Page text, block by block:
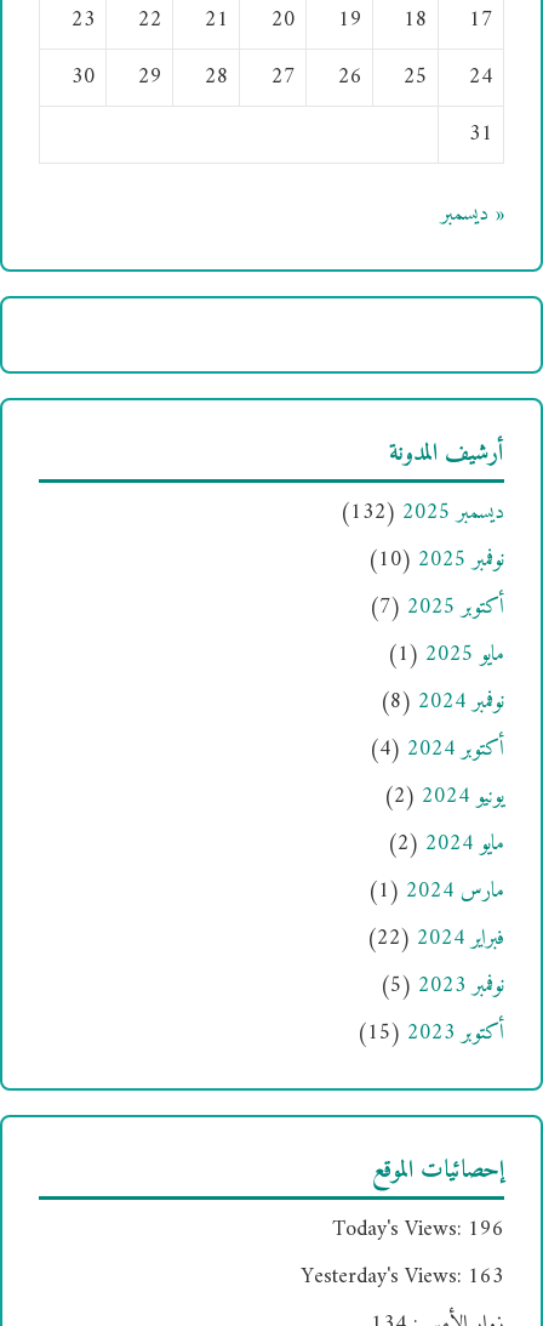
17
18
19
20
21
22
23
24
25
26
27
28
29
30
31
« ديسمبر
أرشيف المدونة
ديسمبر 2025
(132)
نوفمبر 2025
(10)
أكتوبر 2025
(7)
مايو 2025
(1)
نوفمبر 2024
(8)
أكتوبر 2024
(4)
يونيو 2024
(2)
مايو 2024
(2)
مارس 2024
(1)
فبراير 2024
(22)
نوفمبر 2023
(5)
أكتوبر 2023
(15)
إحصائيات الموقع
Today's Views: 196
Yesterday's Views: 163